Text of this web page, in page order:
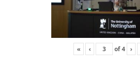
« ‹ of4 ›